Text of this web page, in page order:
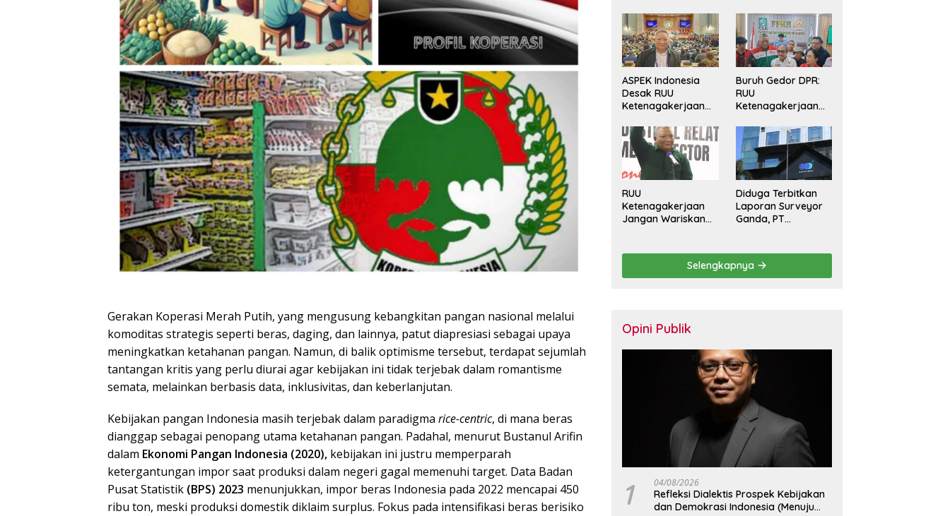
Gerakan Koperasi Merah Putih, yang mengusung kebangkitan pangan nasional melalui
komoditas strategis seperti beras, daging, dan lainnya, patut diapresiasi sebagai upaya
meningkatkan ketahanan pangan. Namun, di balik optimisme tersebut, terdapat sejumlah
tantangan kritis yang perlu diurai agar kebijakan ini tidak terjebak dalam romantisme
semata, melainkan berbasis data, inklusivitas, dan keberlanjutan.
Kebijakan pangan Indonesia masih terjebak dalam paradigma rice-centric, di mana beras
dianggap sebagai penopang utama ketahanan pangan. Padahal, menurut Bustanul Arifin
dalam Ekonomi Pangan Indonesia (2020), kebijakan ini justru memperparah
ketergantungan impor saat produksi dalam negeri gagal memenuhi target. Data Badan
Pusat Statistik (BPS) 2023 menunjukkan, impor beras Indonesia pada 2022 mencapai 450
ribu ton, meski produksi domestik diklaim surplus. Fokus pada intensifikasi beras berisiko
ASPEK Indonesia
Desak RUU
Ketenagakerjaan
Perlindungan
Pekerja dan Jamin
Hak Pesangon
Buruh Gedor DPR:
RUU
Ketenagakerjaan
Kontrak Maksimal
Setahun dan
Pulihkan Upah
Berbasis KHL
RUU
Ketenagakerjaan
Jangan Wariskan
Hidup
Diduga Terbitkan
Laporan Surveyor
Ganda, PT
Desakan Copot
Total Direksi dan
Selengkapnya
Opini Publik
1 04/08/2026
Refleksi Dialektis Prospek Kebijakan
dan Demokrasi Indonesia (Menuju